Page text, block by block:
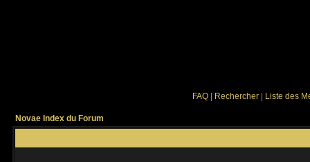
FAQ Rechercher Liste des
Novae Index du Forum